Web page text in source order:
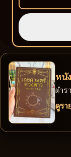
หนั
ตำร
ดูรา